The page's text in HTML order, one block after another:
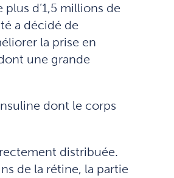
d’1,5 millions de
a décidé de
la prise en
une grande
dont le corps
distribuée.
de la rétine, la partie